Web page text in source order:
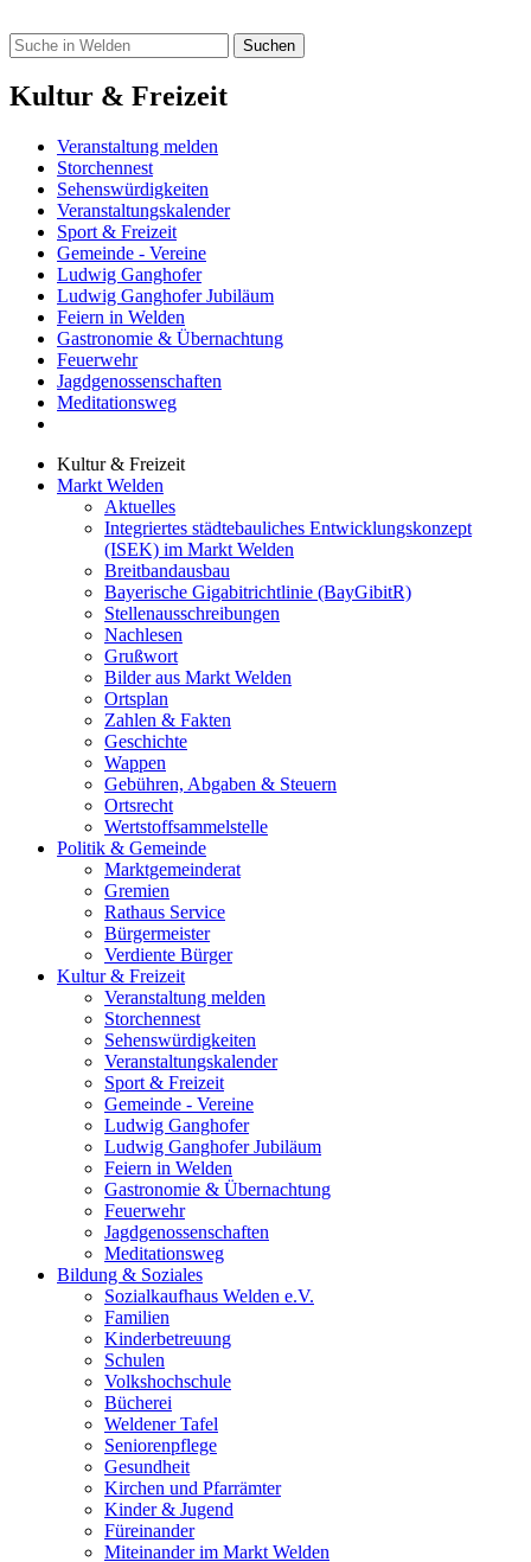
Kultur & Freizeit
Veranstaltung melden
Storchennest
Sehenswürdigkeiten
Veranstaltungskalender
Sport & Freizeit
Gemeinde - Vereine
Ludwig Ganghofer
Ludwig Ganghofer Jubiläum
Feiern in Welden
Gastronomie & Übernachtung
Feuerwehr
Jagdgenossenschaften
Meditationsweg
Kultur & Freizeit
Markt Welden
Aktuelles
Integriertes städtebauliches Entwicklungskonzept
(ISEK) im Markt Welden
Breitbandausbau
Bayerische Gigabitrichtlinie (BayGibitR)
Stellenausschreibungen
Nachlesen
Grußwort
Bilder aus Markt Welden
Ortsplan
Zahlen & Fakten
Geschichte
Wappen
Gebühren, Abgaben & Steuern
Ortsrecht
Wertstoffsammelstelle
Politik & Gemeinde
Marktgemeinderat
Gremien
Rathaus Service
Bürgermeister
Verdiente Bürger
Kultur & Freizeit
Veranstaltung melden
Storchennest
Sehenswürdigkeiten
Veranstaltungskalender
Sport & Freizeit
Gemeinde - Vereine
Ludwig Ganghofer
Ludwig Ganghofer Jubiläum
Feiern in Welden
Gastronomie & Übernachtung
Feuerwehr
Jagdgenossenschaften
Meditationsweg
Bildung & Soziales
Sozialkaufhaus Welden e.V.
Familien
Kinderbetreuung
Schulen
Volkshochschule
Bücherei
Weldener Tafel
Seniorenpflege
Gesundheit
Kirchen und Pfarrämter
Kinder & Jugend
Füreinander
Miteinander im Markt Welden